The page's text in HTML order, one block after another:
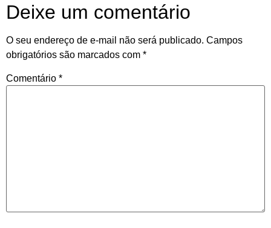
Deixe um comentário
O seu endereço de e-mail não será publicado. Campos
obrigatórios são marcados com *
Comentário *